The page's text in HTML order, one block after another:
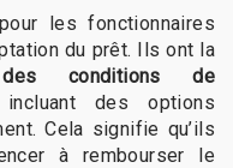
les fonctionnaires
du prêt. Ils ont la
des conditions de
des options
Cela signifie qu’ils
à rembourser le